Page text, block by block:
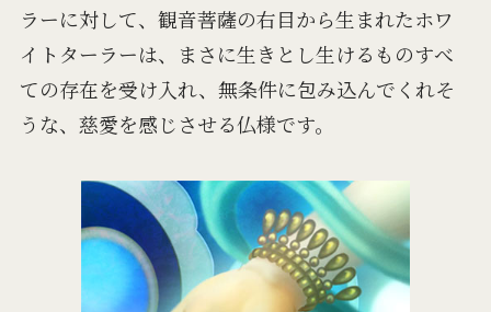
ラーに対して、観音菩薩の右目から生まれたホワ
イトターラーは、まさに生きとし生けるものすべ
ての存在を受け入れ、無条件に包み込んでくれそ
うな、慈愛を感じさせる仏様です。